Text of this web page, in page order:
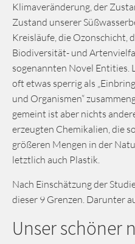
Klimaveränderung, der
Zustand unserer
Kreisläufe, die Ozonschicht,
Biodiversität- und
sogenannten Novel Entities.
oft etwas sperrig als
und Organismen“
gemeint ist aber nichts
erzeugten Chemikalien, die
größeren Mengen in der
letztlich auch Plastik.
Nach Einschätzung der
dieser 9 Grenzen. Darunter
Unser schöner